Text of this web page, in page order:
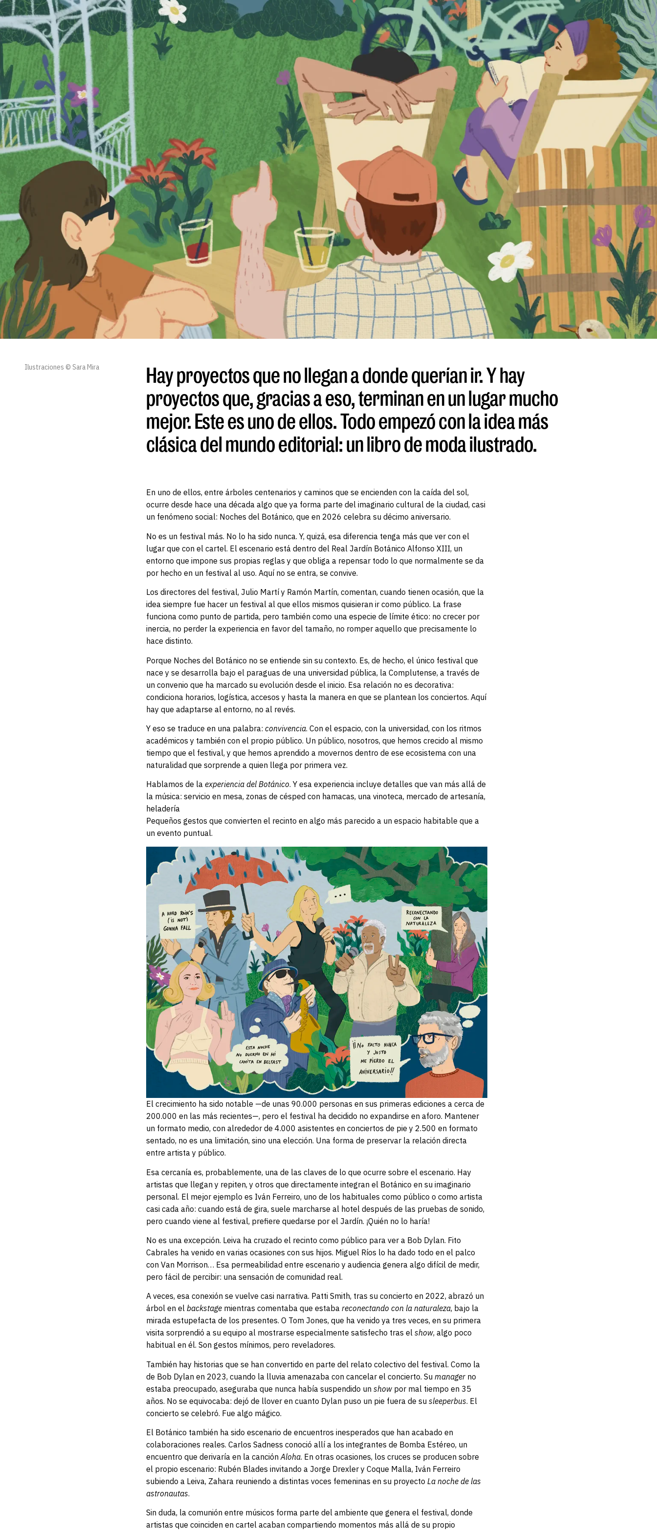
Ilustraciones © Sara Mira
Hay proyectos que no llegan a donde querían ir. Y hay
proyectos que, gracias a eso, terminan en un lugar mucho
mejor. Este es uno de ellos. Todo empezó con la idea más
clásica del mundo editorial: un libro de moda ilustrado.
En uno de ellos, entre árboles centenarios y caminos que se encienden con la caída del sol,
ocurre desde hace una década algo que ya forma parte del imaginario cultural de la ciudad, casi
un fenómeno social: Noches del Botánico, que en 2026 celebra su décimo aniversario.
No es un festival más. No lo ha sido nunca. Y, quizá, esa diferencia tenga más que ver con el
lugar que con el cartel. El escenario está dentro del Real Jardín Botánico Alfonso XIII, un
entorno que impone sus propias reglas y que obliga a repensar todo lo que normalmente se da
por hecho en un festival al uso. Aquí no se entra, se convive.
Los directores del festival, Julio Martí y Ramón Martín, comentan, cuando tienen ocasión, que la
idea siempre fue hacer un festival al que ellos mismos quisieran ir como público. La frase
funciona como punto de partida, pero también como una especie de límite ético: no crecer por
inercia, no perder la experiencia en favor del tamaño, no romper aquello que precisamente lo
hace distinto.
Porque Noches del Botánico no se entiende sin su contexto. Es, de hecho, el único festival que
nace y se desarrolla bajo el paraguas de una universidad pública, la Complutense, a través de
un convenio que ha marcado su evolución desde el inicio. Esa relación no es decorativa:
condiciona horarios, logística, accesos y hasta la manera en que se plantean los conciertos. Aquí
hay que adaptarse al entorno, no al revés.
Y eso se traduce en una palabra: convivencia. Con el espacio, con la universidad, con los ritmos
académicos y también con el propio público. Un público, nosotros, que hemos crecido al mismo
tiempo que el festival, y que hemos aprendido a movernos dentro de ese ecosistema con una
naturalidad que sorprende a quien llega por primera vez.
Hablamos de la experiencia del Botánico. Y esa experiencia incluye detalles que van más allá de
la música: servicio en mesa, zonas de césped con hamacas, una vinoteca, mercado de artesanía,
heladería
Pequeños gestos que convierten el recinto en algo más parecido a un espacio habitable que a
un evento puntual.
El crecimiento ha sido notable —de unas 90.000 personas en sus primeras ediciones a cerca de
200.000 en las más recientes—, pero el festival ha decidido no expandirse en aforo. Mantener
un formato medio, con alrededor de 4.000 asistentes en conciertos de pie y 2.500 en formato
sentado, no es una limitación, sino una elección. Una forma de preservar la relación directa
entre artista y público.
Esa cercanía es, probablemente, una de las claves de lo que ocurre sobre el escenario. Hay
artistas que llegan y repiten, y otros que directamente integran el Botánico en su imaginario
personal. El mejor ejemplo es Iván Ferreiro, uno de los habituales como público o como artista
casi cada año: cuando está de gira, suele marcharse al hotel después de las pruebas de sonido,
pero cuando viene al festival, prefiere quedarse por el Jardín. ¡Quién no lo haría!
No es una excepción. Leiva ha cruzado el recinto como público para ver a Bob Dylan. Fito
Cabrales ha venido en varias ocasiones con sus hijos. Miguel Ríos lo ha dado todo en el palco
con Van Morrison… Esa permeabilidad entre escenario y audiencia genera algo difícil de medir,
pero fácil de percibir: una sensación de comunidad real.
A veces, esa conexión se vuelve casi narrativa. Patti Smith, tras su concierto en 2022, abrazó un
árbol en el backstagemientras comentaba que estaba reconectando con la naturaleza, bajo la
mirada estupefacta de los presentes. O Tom Jones, que ha venido ya tres veces, en su primera
visita sorprendió a su equipo al mostrarse especialmente satisfecho tras el show, algo poco
habitual en él. Son gestos mínimos, pero reveladores.
También hay historias que se han convertido en parte del relato colectivo del festival. Como la
de Bob Dylan en 2023, cuando la lluvia amenazaba con cancelar el concierto. Su managerno
estaba preocupado, aseguraba que nunca había suspendido un showpor mal tiempo en 35
años. No se equivocaba: dejó de llover en cuanto Dylan puso un pie fuera de su sleeperbus. El
concierto se celebró. Fue algo mágico.
El Botánico también ha sido escenario de encuentros inesperados que han acabado en
colaboraciones reales. Carlos Sadness conoció allí a los integrantes de Bomba Estéreo, un
encuentro que derivaría en la canciónAloha. En otras ocasiones, los cruces se producen sobre
el propio escenario: Rubén Blades invitando a Jorge Drexler y Coque Malla, Iván Ferreiro
subiendo a Leiva, Zahara reuniendo a distintas voces femeninas en su proyecto La noche de las
astronautas.
Sin duda, la comunión entre músicos forma parte del ambiente que genera el festival, donde
artistas que coinciden en cartel acaban compartiendo momentos más allá de su propio